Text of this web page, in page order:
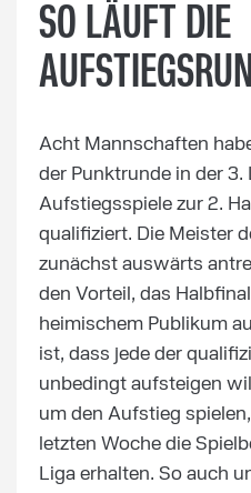
SO LÄUFT DIE
Acht Mannschaften
der Punktrunde in der 3.
Aufstiegsspiele zur 2.
qualifiziert. Die Meister
zunächst auswärts
den Vorteil, das
heimischem Publikum
ist, dass jede der
unbedingt aufsteigen
um den Aufstieg
letzten Woche die
Liga erhalten. So auch